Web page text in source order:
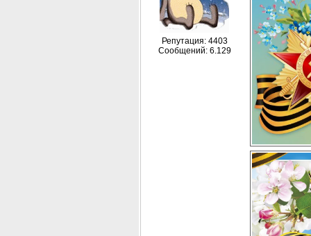
Репутация: 4403
Сообщений: 6.129